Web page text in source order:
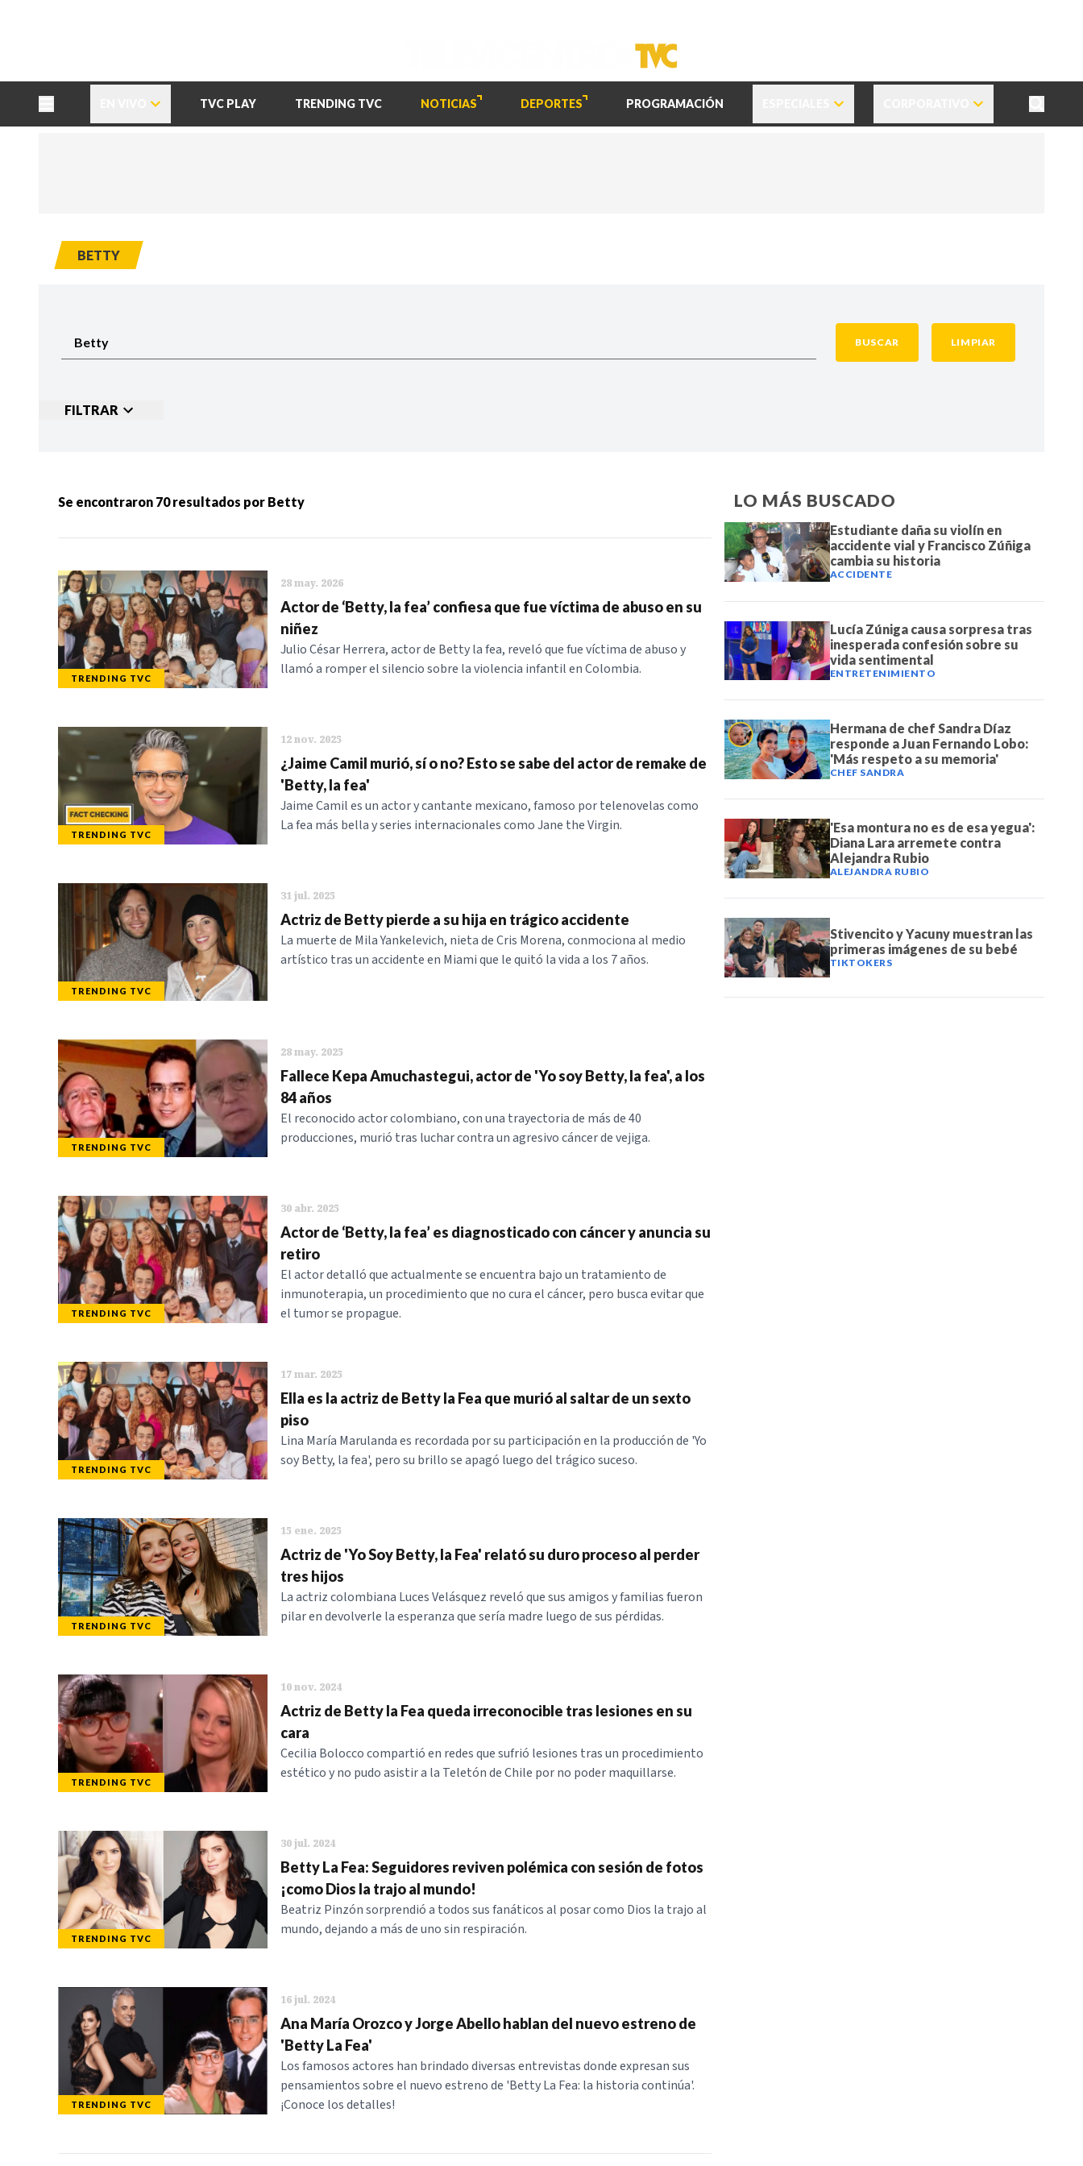
TVC PLAY TRENDING TVC NOTICIAS DEPORTES PROGRAMACIÓN
BETTY
BUSCAR LIMPIAR
FILTRAR
Categorias: NOTICIAS SERIES
Se encontraron 70 resultados por Betty
TRENDING TVC
28 may. 2026
Actor de ‘Betty, la fea’ confiesa que fue víctima de abuso en su
niñez
Julio César Herrera, actor de Betty la fea, reveló que fue víctima de abuso y
llamó a romper el silencio sobre la violencia infantil en Colombia.
TRENDING TVC
12 nov. 2025
¿Jaime Camil murió, sí o no? Esto se sabe del actor de remake de
'Betty, la fea'
Jaime Camil es un actor y cantante mexicano, famoso por telenovelas como
La fea más bella y series internacionales como Jane the Virgin.
TRENDING TVC
31 jul. 2025
Actriz de Betty pierde a su hija en trágico accidente
La muerte de Mila Yankelevich, nieta de Cris Morena, conmociona al medio
artístico tras un accidente en Miami que le quitó la vida a los 7 años.
TRENDING TVC
28 may. 2025
Fallece Kepa Amuchastegui, actor de 'Yo soy Betty, la fea', a los
84 años
El reconocido actor colombiano, con una trayectoria de más de 40
producciones, murió tras luchar contra un agresivo cáncer de vejiga.
TRENDING TVC
30 abr. 2025
Actor de ‘Betty, la fea’ es diagnosticado con cáncer y anuncia su
retiro
El actor detalló que actualmente se encuentra bajo un tratamiento de
inmunoterapia, un procedimiento que no cura el cáncer, pero busca evitar que
el tumor se propague.
TRENDING TVC
17 mar. 2025
Ella es la actriz de Betty la Fea que murió al saltar de un sexto
piso
Lina María Marulanda es recordada por su participación en la producción de 'Yo
soy Betty, la fea', pero su brillo se apagó luego del trágico suceso.
TRENDING TVC
15 ene. 2025
Actriz de 'Yo Soy Betty, la Fea' relató su duro proceso al perder
tres hijos
La actriz colombiana Luces Velásquez reveló que sus amigos y familias fueron
pilar en devolverle la esperanza que sería madre luego de sus pérdidas.
TRENDING TVC
10 nov. 2024
Actriz de Betty la Fea queda irreconocible tras lesiones en su
cara
Cecilia Bolocco compartió en redes que sufrió lesiones tras un procedimiento
estético y no pudo asistir a la Teletón de Chile por no poder maquillarse.
TRENDING TVC
30 jul. 2024
Betty La Fea: Seguidores reviven polémica con sesión de fotos
¡como Dios la trajo al mundo!
Beatriz Pinzón sorprendió a todos sus fanáticos al posar como Dios la trajo al
mundo, dejando a más de uno sin respiración.
TRENDING TVC
16 jul. 2024
Ana María Orozco y Jorge Abello hablan del nuevo estreno de
'Betty La Fea'
Los famosos actores han brindado diversas entrevistas donde expresan sus
pensamientos sobre el nuevo estreno de 'Betty La Fea: la historia continúa'.
¡Conoce los detalles!
LO MÁS BUSCADO
Estudiante daña su violín en
accidente vial y Francisco Zúñiga
cambia su historia
ACCIDENTE
Lucía Zúniga causa sorpresa tras
inesperada confesión sobre su
vida sentimental
ENTRETENIMIENTO
Hermana de chef Sandra Díaz
responde a Juan Fernando Lobo:
'Más respeto a su memoria'
CHEF SANDRA
'Esa montura no es de esa yegua':
Diana Lara arremete contra
Alejandra Rubio
ALEJANDRA RUBIO
Stivencito y Yacuny muestran las
primeras imágenes de su bebé
TIKTOKERS